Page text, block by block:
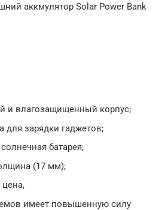
аккмулятор Solar Power Bank
и влагозащищенный корпус;
для зарядки гаджетов;
батарея;
(17 мм);
имеет повышенную силу